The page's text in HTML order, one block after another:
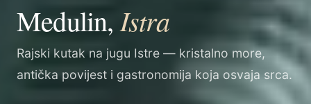
Medulin, Istra
Rajski kutak na jugu Istre — kristalno more,
antička povijest i gastronomija koja osvaja srca.